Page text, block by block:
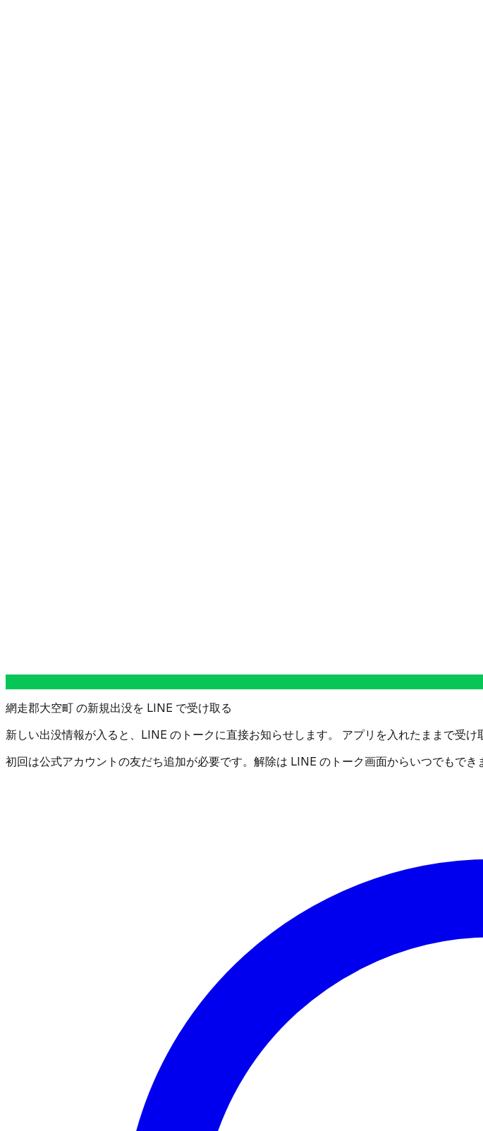
網走郡大空町 の新規出没を LINE で受け取る
新しい出没情報が入ると、LINE のトークに直接お知らせします。 アプリを入れたままで受け
初回は公式アカウントの友だち追加が必要です。解除は LINE のトーク画面からいつでもでき